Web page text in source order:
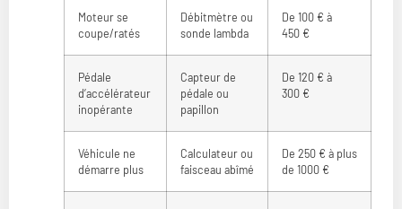
Moteur se
coupe/ratés
Débitmètre ou
sonde lambda
De 100 € à
450 €
Pédale
d’accélérateur
inopérante
Capteur de
pédale ou
papillon
De 120 € à
300 €
Véhicule ne
démarre plus
Calculateur ou
faisceau abîmé
De 250 € à plus
de 1000 €